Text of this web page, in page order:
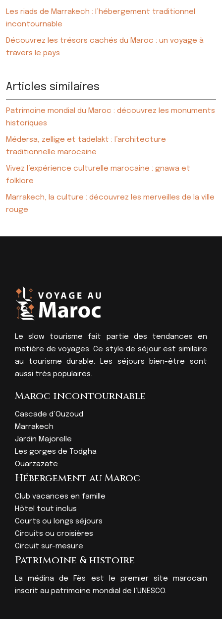
Les riads de Marrakech : l’hébergement traditionnel
incontournable
Découvrez les trésors cachés du Maroc : un voyage à
travers le pays
Articles similaires
Patrimoine mondial du Maroc : découvrez les monuments
historiques
Médersa, zellige et tadelakt : l’architecture
traditionnelle marocaine
Vivez l’expérience culturelle marocaine : gnawa et
folklore
Marrakech, la culture : découvrez les merveilles de la ville
rouge
Le slow tourisme fait partie des tendances en
matière de voyages. Ce style de séjour est similaire
au tourisme durable. Les séjours bien-être sont
aussi très populaires.
Maroc incontournable
Cascade d’Ouzoud
Marrakech
Jardin Majorelle
Les gorges de Todgha
Ouarzazate
Hébergement au Maroc
Club vacances en famille
Hôtel tout inclus
Courts ou longs séjours
Circuits ou croisières
Circuit sur-mesure
Patrimoine & histoire
La médina de Fès est le premier site marocain
inscrit au patrimoine mondial de l’UNESCO.